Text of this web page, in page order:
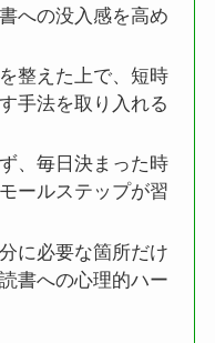
への没入感を高め
整えた上で、短時
手法を取り入れる
、毎日決まった時
ールステップが習
に必要な箇所だけ
書への心理的ハー